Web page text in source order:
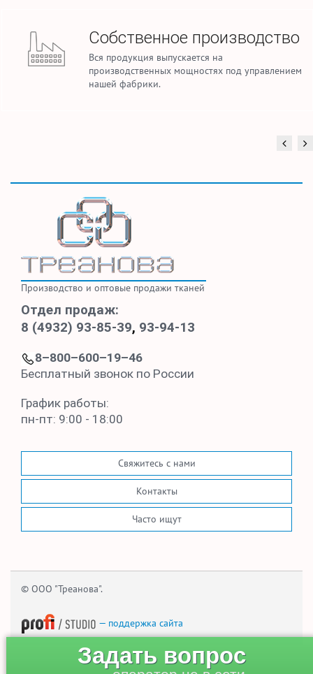
Собственное производство
Вся продукция выпускается на
производственных мощностях под управлением
нашей фабрики.
Производство и оптовые продажи тканей
Отдел продаж:
8 (4932) 93-85-39, 93-94-13
8–800–600–19–46
Бесплатный звонок по России
График работы:
пн-пт: 9:00 - 18:00
Свяжитесь с нами
Контакты
Часто ищут
© ООО "Треанова".
— поддержка сайта
Задать вопрос